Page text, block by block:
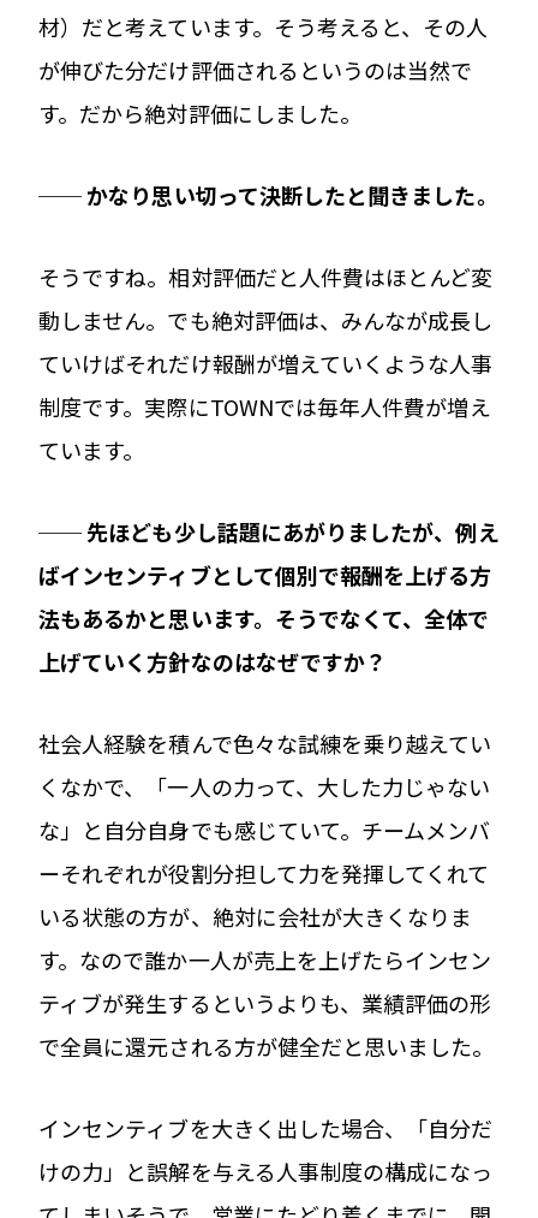
材）だと考えています。そう考えると、その人
が伸びた分だけ評価されるというのは当然で
す。だから絶対評価にしました。
── かなり思い切って決断したと聞きました。
そうですね。相対評価だと人件費はほとんど変
動しません。でも絶対評価は、みんなが成長し
ていけばそれだけ報酬が増えていくような人事
制度です。実際にTOWNでは毎年人件費が増え
ています。
── 先ほども少し話題にあがりましたが、例え
ばインセンティブとして個別で報酬を上げる方
法もあるかと思います。そうでなくて、全体で
上げていく方針なのはなぜですか？
社会人経験を積んで色々な試練を乗り越えてい
くなかで、「一人の力って、大した力じゃない
な」と自分自身でも感じていて。チームメンバ
ーそれぞれが役割分担して力を発揮してくれて
いる状態の方が、絶対に会社が大きくなりま
す。なので誰か一人が売上を上げたらインセン
ティブが発生するというよりも、業績評価の形
で全員に還元される方が健全だと思いました。
インセンティブを大きく出した場合、「自分だ
けの力」と誤解を与える人事制度の構成になっ